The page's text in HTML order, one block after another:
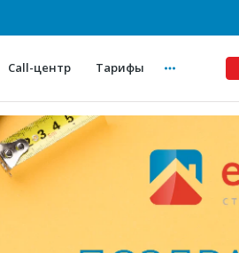
Call-центр Тарифы
преимущества